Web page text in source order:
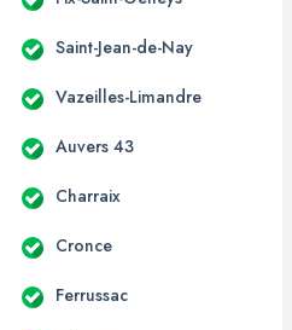
Saint-Jean-de-Nay
Vazeilles-Limandre
Auvers 43
Charraix
Cronce
Ferrussac